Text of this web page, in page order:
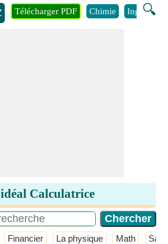
🔍
Télécharger PDF Chimie Ingénierie
Calculatrice
Financier La physique Math